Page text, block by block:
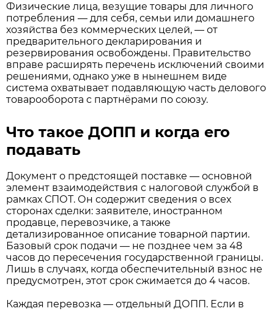
Физические лица, везущие товары для личного
потребления — для себя, семьи или домашнего
хозяйства без коммерческих целей, — от
предварительного декларирования и
резервирования освобождены. Правительство
вправе расширять перечень исключений своими
решениями, однако уже в нынешнем виде
система охватывает подавляющую часть делового
товарооборота с партнёрами по союзу.
Что такое ДОПП и когда его
подавать
Документ о предстоящей поставке — основной
элемент взаимодействия с налоговой службой в
рамках СПОТ. Он содержит сведения о всех
сторонах сделки: заявителе, иностранном
продавце, перевозчике, а также
детализированное описание товарной партии.
Базовый срок подачи — не позднее чем за 48
часов до пересечения государственной границы.
Лишь в случаях, когда обеспечительный взнос не
предусмотрен, этот срок сжимается до 4 часов.
Каждая перевозка — отдельный ДОПП. Если в